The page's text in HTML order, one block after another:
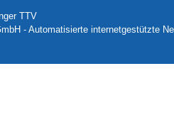
TTV
- Automatisierte internetgestützte